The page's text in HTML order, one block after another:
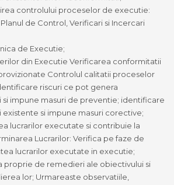
controlului proceselor de executie:
de Control, Verificari si Incercari
de Executie;
din Executie Verificarea conformitatii
Controlul calitatii proceselor
riscuri ce pot genera
impune masuri de preventie; identificare
si impune masuri corective;
lucrarilor executate si contribuie la
Lucrarilor: Verifica pe faze de
lucrarilor executate in executie;
proprie de remedieri ale obiectivului si
lor; Urmareaste observatiile,